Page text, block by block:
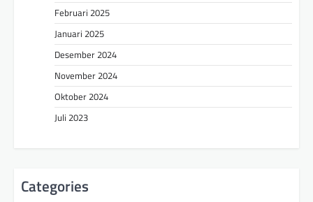
Februari 2025
Januari 2025
Desember 2024
November 2024
Oktober 2024
Juli 2023
Categories